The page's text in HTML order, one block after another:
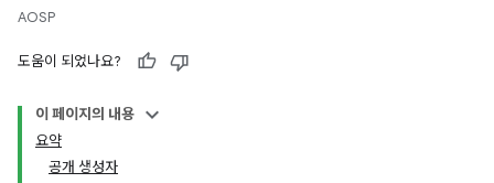
AOSP
도움이 되었나요?
이 페이지의 내용
요약
공개 생성자